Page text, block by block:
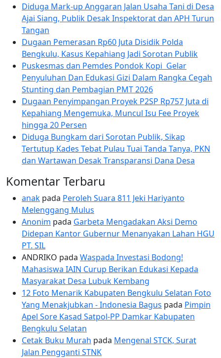
Diduga Mark-up Anggaran Jalan Usaha Tani di Desa
Ajai Siang, Publik Desak Inspektorat dan APH Turun
Tangan
Dugaan Pemerasan Rp60 Juta Disidik Polda
Bengkulu, Kasus Kepahiang Jadi Sorotan Publik
Puskesmas dan Pemdes Pondok Kopi Gelar
Penyuluhan Dan Edukasi Gizi Dalam Rangka Cegah
Stunting dan Pembagian PMT 2026
Dugaan Penyimpangan Proyek P2SP Rp757 Juta di
Kepahiang Mengemuka, Muncul Isu Fee Proyek
hingga 20 Persen
Diduga Bungkam dari Sorotan Publik, Sikap
Tertutup Kades Tebat Pulau Tuai Tanda Tanya, PKN
dan Wartawan Desak Transparansi Dana Desa
Komentar Terbaru
anak pada Peroleh Suara 811 Jeki Hariyanto
Melenggang Mulus
Anonim pada Garbeta Mengadakan Aksi Demo
Didepan Kantor Gubernur Menanyakan Lahan HGU
PT. SIL
ANDRIKO pada Waspada Investasi Bodong!
Mahasiswa IAIN Curup Berikan Edukasi Kepada
Masyarakat Desa Lubuk Kembang
12 Foto Menarik Kabupaten Bengkulu Selatan Foto
Yang Menakjubkan - Indonesia Bagus pada Pimpin
Apel Sore Kasad Satpol-PP Damkar Kabupaten
Bengkulu Selatan
Cetak Buku Murah pada Mengenal STCK, Surat
Jalan Pengganti STNK